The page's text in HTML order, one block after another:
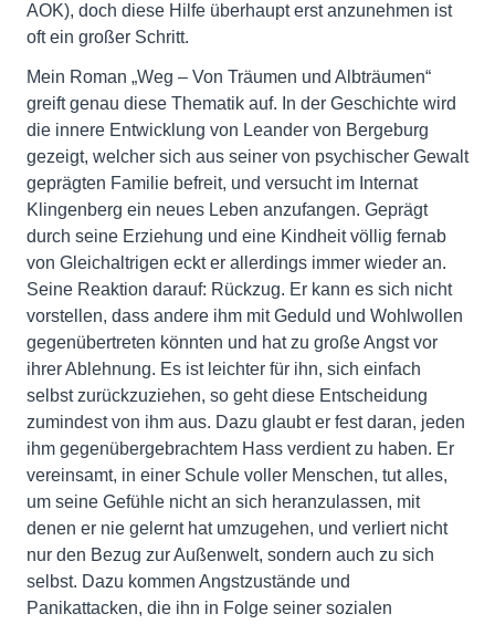
AOK), doch diese Hilfe überhaupt erst anzunehmen ist
oft ein großer Schritt.
Mein Roman „Weg – Von Träumen und Albträumen“
greift genau diese Thematik auf. In der Geschichte wird
die innere Entwicklung von Leander von Bergeburg
gezeigt, welcher sich aus seiner von psychischer Gewalt
geprägten Familie befreit, und versucht im Internat
Klingenberg ein neues Leben anzufangen. Geprägt
durch seine Erziehung und eine Kindheit völlig fernab
von Gleichaltrigen eckt er allerdings immer wieder an.
Seine Reaktion darauf: Rückzug. Er kann es sich nicht
vorstellen, dass andere ihm mit Geduld und Wohlwollen
gegenübertreten könnten und hat zu große Angst vor
ihrer Ablehnung. Es ist leichter für ihn, sich einfach
selbst zurückzuziehen, so geht diese Entscheidung
zumindest von ihm aus. Dazu glaubt er fest daran, jeden
ihm gegenübergebrachtem Hass verdient zu haben. Er
vereinsamt, in einer Schule voller Menschen, tut alles,
um seine Gefühle nicht an sich heranzulassen, mit
denen er nie gelernt hat umzugehen, und verliert nicht
nur den Bezug zur Außenwelt, sondern auch zu sich
selbst. Dazu kommen Angstzustände und
Panikattacken, die ihn in Folge seiner sozialen